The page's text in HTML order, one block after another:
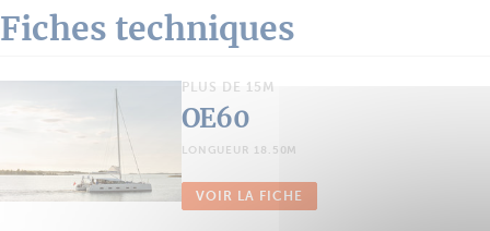
Fiches techniques
PLUS DE 15M
OE60
LONGUEUR 18.50M
VOIR LA FICHE